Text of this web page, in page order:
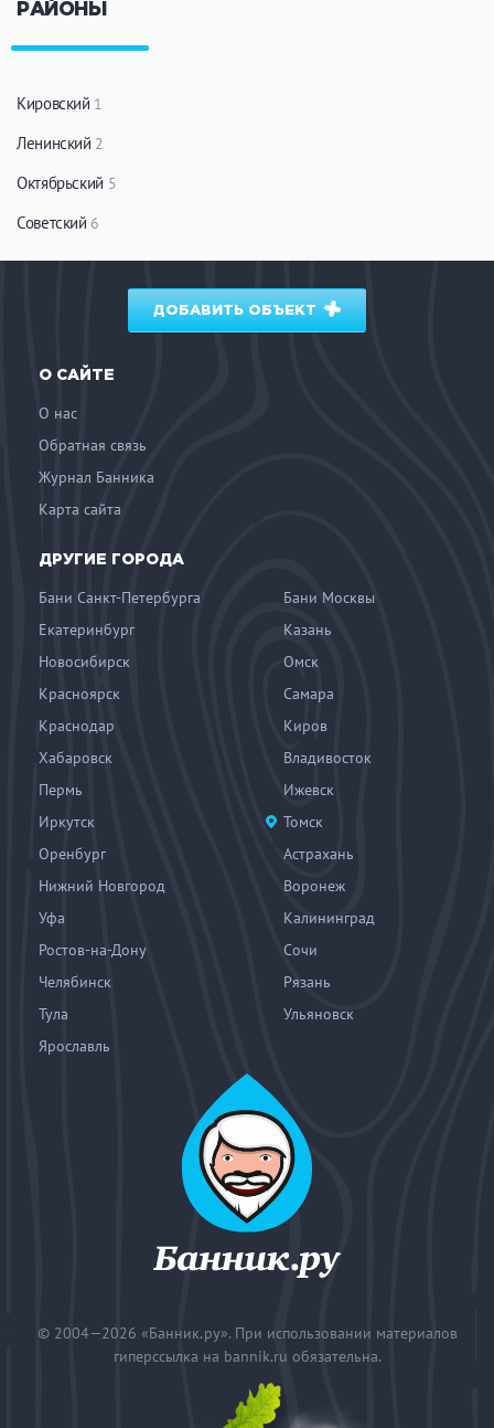
РАЙОНЫ
Кировский 1
Ленинский 2
Октябрьский 5
Советский 6
ДОБАВИТЬ ОБЪЕКТ
О САЙТЕ
О нас
Обратная связь
Журнал Банника
Карта сайта
ДРУГИЕ ГОРОДА
Бани Санкт-Петербурга
Бани Москвы
Екатеринбург
Казань
Новосибирск
Омск
Красноярск
Самара
Краснодар
Киров
Хабаровск
Владивосток
Пермь
Ижевск
Иркутск
Томск
Оренбург
Астрахань
Нижний Новгород
Воронеж
Уфа
Калининград
Ростов-на-Дону
Сочи
Челябинск
Рязань
Тула
Ульяновск
Ярославль
© 2004—2026 «Банник.ру». При использовании материалов
гиперссылка на bannik.ru обязательна.